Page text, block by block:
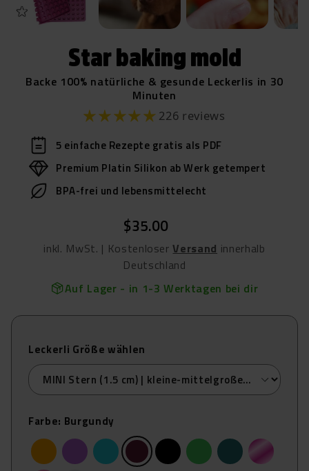
Star baking mold
Backe 100% natürliche & gesunde Leckerlis in 30
Minuten
226 reviews
5 einfache Rezepte gratis als PDF
Premium Platin Silikon ab Werk getempert
BPA-frei und lebensmittelecht
$35.00
inkl. MwSt. | KostenloserVersand innerhalb
Deutschland
Auf Lager - in 1-3 Werktagen bei dir
Leckerli Größe wählen
Farbe: Burgundy
Orange
Lila TürkisBurgundy
SchwarzGrün Petrol Pink